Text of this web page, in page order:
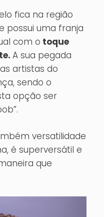
fica na região
possui uma franja
com o toque
A sua pegada
artistas do
sendo o
opção ser
versatilidade
é superversátil e
que